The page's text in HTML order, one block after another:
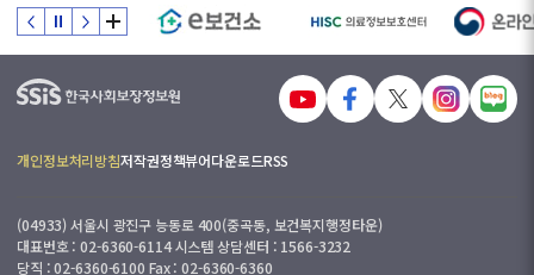
개인정보처리방침저작권정책뷰어다운로드RSS
(04933) 서울시 광진구 능동로 400(중곡동, 보건복지행정타운)
대표번호 : 02-6360-6114 시스템 상담센터 : 1566-3232
당직 : 02-6360-6100 Fax : 02-6360-6360